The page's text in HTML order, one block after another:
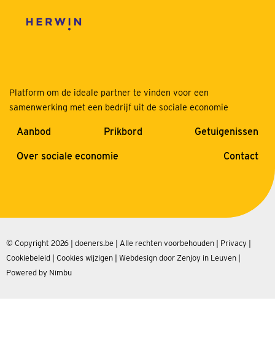
Platform om de ideale partner te vinden voor een
samenwerking met een bedrijf uit de sociale economie
Aanbod Prikbord Getuigenissen
Over sociale economie Contact
© Copyright 2026 | doeners.be | Alle rechten voorbehouden | Privacy
Cookiebeleid
Cookies wijzigen Webdesign door Zenjoy in Leuven
Powered by Nimbu